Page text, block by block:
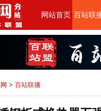
网站首页 百站联
> 百站联播